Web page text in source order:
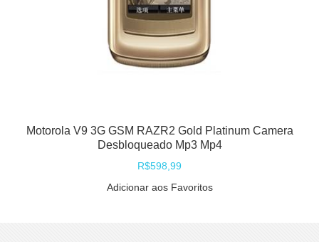
Motorola V9 3G GSM RAZR2 Gold Platinum Camera
Desbloqueado Mp3 Mp4
R$598,99
Adicionar aos Favoritos